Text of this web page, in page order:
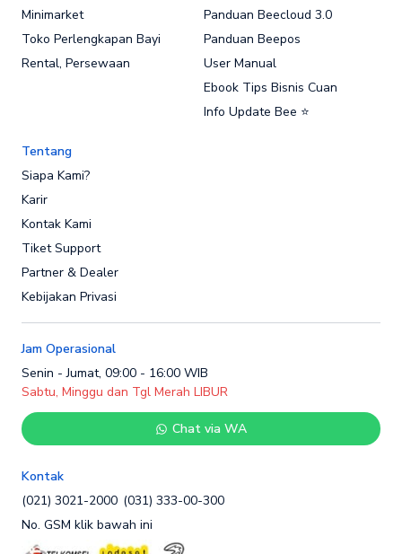
Minimarket
Toko Perlengkapan Bayi
Rental, Persewaan
Panduan Beecloud 3.0
Panduan Beepos
User Manual
Ebook Tips Bisnis Cuan
Info Update Bee ⭐
Tentang
Siapa Kami?
Karir
Kontak Kami
Tiket Support
Partner & Dealer
Kebijakan Privasi
Jam Operasional
Senin - Jumat, 09:00 - 16:00 WIB
Sabtu, Minggu dan Tgl Merah LIBUR
Chat via WA
Kontak
(021) 3021-2000 (031) 333-00-300
No. GSM klik bawah ini